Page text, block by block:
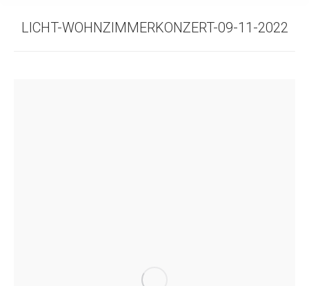
LICHT-WOHNZIMMERKONZERT-09-11-2022